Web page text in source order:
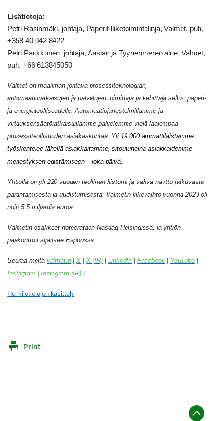
Lisätietoja:
Petri Rasinmäki, johtaja, Paperit-liiketoimintalinja, Valmet, puh.
+358 40 042 8422
Petri Paukkunen, johtaja, Aasian ja Tyynenmeren alue, Valmet,
puh. +66 613845050
Valmet on maailman johtava prosessiteknologian,
automaatioratkaisujen ja palvelujen toimittaja ja kehittäjä sellu-, paperi-
ja energiateollisuudelle. Automaatiojärjestelmillämme ja
virtauksensäätöratkaisuillamme palvelemme vielä laajempaa
prosessiteollisuuden asiakaskuntaa. Yli 19 000 ammattilaistamme
työskentelee lähellä asiakkaitamme, sitoutuneina asiakkaidemme
menestyksen edistämiseen – joka päivä.
Yhtiöllä on yli 220 vuoden teollinen historia ja vahva näyttö jatkuvasta
parantamisesta ja uudistumisesta. Valmetin liikevaihto vuonna 2023 oli
noin 5,5 miljardia euroa.
Valmetin osakkeet noteerataan Nasdaq Helsingissä, ja yhtiön
pääkonttori sijaitsee Espoossa.
Seuraa meitävalmet.fi |X |X (IR) |LinkedIn |Facebook | YouTube |
Instagram |Instagram (IR) |
Henkilötietojen käsittely
Print